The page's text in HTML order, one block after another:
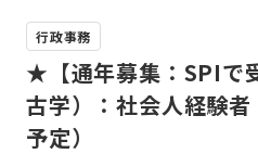
行政事務
★【通年募集：SPIで
古学）：社会人経験
予定）